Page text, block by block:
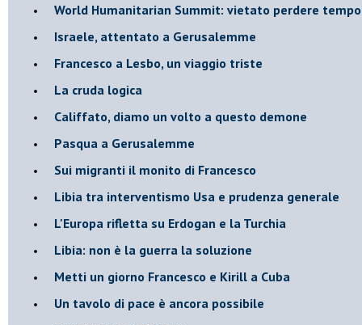
World Humanitarian Summit: vietato perdere tempo
Israele, attentato a Gerusalemme
Francesco a Lesbo, un viaggio triste
La cruda logica
Califfato, diamo un volto a questo demone
Pasqua a Gerusalemme
Sui migranti il monito di Francesco
Libia tra interventismo Usa e prudenza generale
L'Europa rifletta su Erdogan e la Turchia
Libia: non è la guerra la soluzione
Metti un giorno Francesco e Kirill a Cuba
Un tavolo di pace è ancora possibile